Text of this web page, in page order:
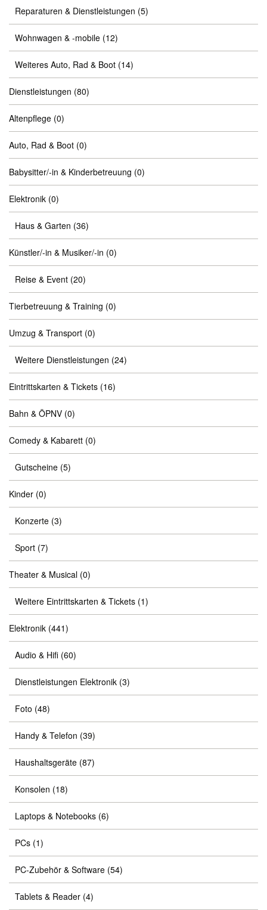
Reparaturen & Dienstleistungen (5)
Wohnwagen & -mobile (12)
Weiteres Auto, Rad & Boot (14)
Dienstleistungen (80)
Altenpflege (0)
Auto, Rad & Boot (0)
Babysitter/-in & Kinderbetreuung (0)
Elektronik (0)
Haus & Garten (36)
Künstler/-in & Musiker/-in (0)
Reise & Event (20)
Tierbetreuung & Training (0)
Umzug & Transport (0)
Weitere Dienstleistungen (24)
Eintrittskarten & Tickets (16)
Bahn & ÖPNV (0)
Comedy & Kabarett (0)
Gutscheine (5)
Kinder (0)
Konzerte (3)
Sport (7)
Theater & Musical (0)
Weitere Eintrittskarten & Tickets (1)
Elektronik (441)
Audio & Hifi (60)
Dienstleistungen Elektronik (3)
Foto (48)
Handy & Telefon (39)
Haushaltsgeräte (87)
Konsolen (18)
Laptops & Notebooks (6)
PCs (1)
PC-Zubehör & Software (54)
Tablets & Reader (4)